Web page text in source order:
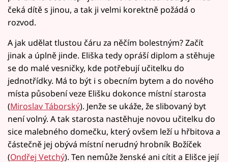
čeká dítě s jinou, a tak ji velmi korektně požádá o
rozvod.
A jak udělat tlustou čáru za něčím bolestným? Začít
jinak a úplně jinde. Eliška tedy opráší diplom a stěhuje
se do malé vesničky, kde potřebují učitelku do
jednotřídky. Má to být i s obecním bytem a do nového
místa působení veze Elišku dokonce místní starosta
(Miroslav Táborský). Jenže se ukáže, že slibovaný byt
není volný. A tak starosta nastěhuje novou učitelku do
sice malebného domečku, který ovšem leží u hřbitova a
částečně jej obývá místní nerudný hrobník Božíček
(Ondřej Vetchý). Ten nemůže ženské ani cítit a Elišce její